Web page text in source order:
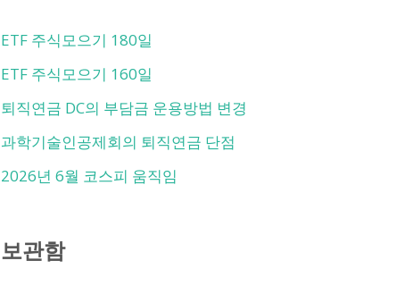
ETF 주식모으기 180일
ETF 주식모으기 160일
퇴직연금 DC의 부담금 운용방법 변경
과학기술인공제회의 퇴직연금 단점
2026년 6월 코스피 움직임
보관함